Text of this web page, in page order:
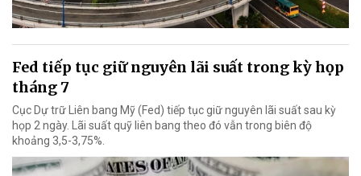
Fed tiếp tục giữ nguyên lãi suất trong kỳ họp
tháng 7
Cục Dự trữ Liên bang Mỹ (Fed) tiếp tục giữ nguyên lãi suất sau kỳ
họp 2 ngày. Lãi suất quỹ liên bang theo đó vẫn trong biên độ
khoảng 3,5-3,75%.